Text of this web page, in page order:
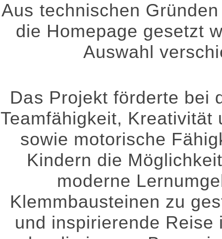
Aus technischen
die Homepage gesetzt
Auswahl
Das Projekt förderte bei
Teamfähigkeit, Kreativität
sowie motorische
Kindern die
moderne
Klemmbausteinen zu
und inspirierende